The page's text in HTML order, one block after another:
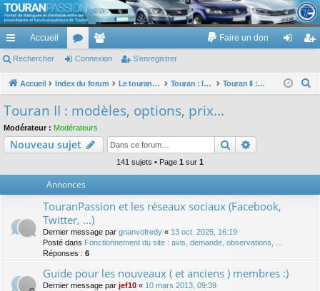
TouranPassion
Le forum des propriétaires ou futurs acquéreurs du Volkswagen Touran
cc
ès
pi
de
Accueil
or
u
e
m
Faire un don
ne nr
Rechercher Connexion S’enregistrer
Accueil Index du forum Le touran dans ses versions I (V1 V2 V3) et II ... Touran : les modèles, les prix, les achats, les options, ... Touran II : modèles, options, prix...
c
Touran II : modèles, options, prix...
Modérateur : Modérateurs
Nouveau sujet Rechercher
141 sujets • Page 1 sur 1
Annonces
TouranPassion et les réseaux sociaux (Facebook,
Twitter, ...)
Dernier message par gnanvofredy « 13 oct. 2025, 16:19
Posté dans Fonctionnement du site : avis, demande, observations, ...
Réponses : 6
Guide pour les nouveaux ( et anciens ) membres :)
Dernier message par jef10 « 10 mars 2013, 09:39